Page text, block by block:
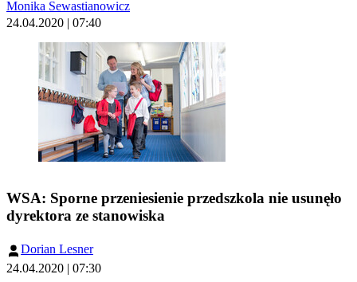
Monika Sewastianowicz
24.04.2020 | 07:40
WSA: Sporne przeniesienie przedszkola nie usunęło
dyrektora ze stanowiska
Dorian Lesner
24.04.2020 | 07:30